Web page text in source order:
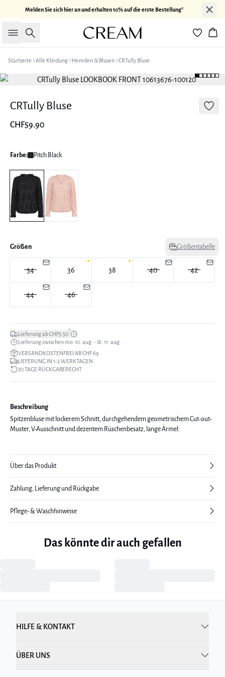
Melden Sie sich hier an und erhalten 10% auf die erste Bestellung*
Suche
Startseite Alle Kleidung Hemden & Blusen CRTully Bluse
CRTully Bluse
CHF59.90
Farbe: Pitch Black
Größen Größentabelle
34 36 38 40 42
44 46
Lieferung ab CHF5.50*
Lieferung zwischen mo. 10. aug. - di. 11. aug.
VERSANDKOSTENFREI AB CHF 69
LIEFERUNG IN 1-2 WERKTAGEN
30 TAGE RÜCKGABERECHT
Beschreibung
Spitzenbluse mit lockerem Schnitt, durchgehendem geometrischem Cut-out-
Muster, V-Ausschnitt und dezentem Rüschenbesatz, lange Ärmel.
Über das Produkt
Zahlung, Lieferung und Rückgabe
Pflege- & Waschhinweise
Das könnte dir auch gefallen
HILFE & KONTAKT
ÜBER UNS